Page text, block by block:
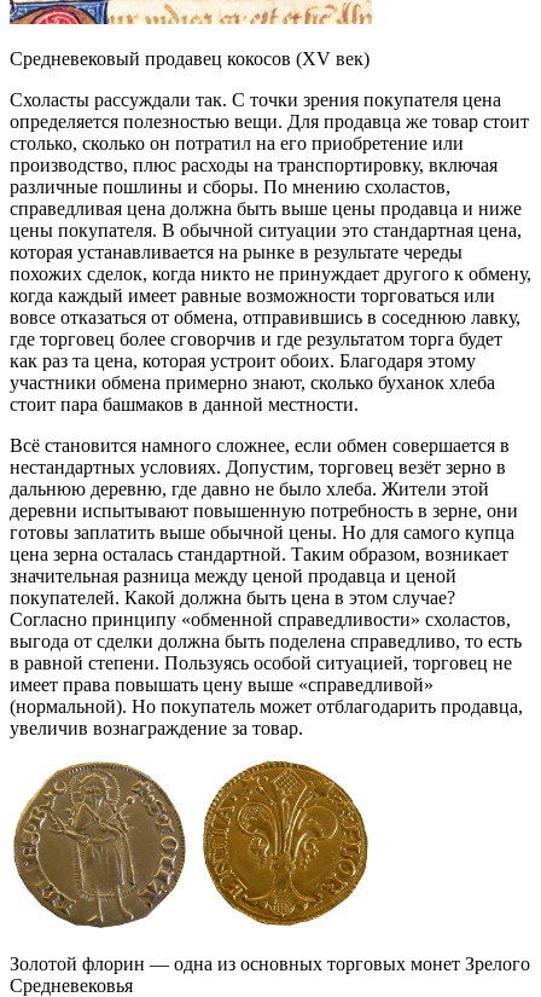
Средневековый продавец кокосов (XV век)
Схоласты рассуждали так. С точки зрения покупателя цена
определяется полезностью вещи. Для продавца же товар стоит
столько, сколько он потратил на его приобретение или
производство, плюс расходы на транспортировку, включая
различные пошлины и сборы. По мнению схоластов,
справедливая цена должна быть выше цены продавца и ниже
цены покупателя. В обычной ситуации это стандартная цена,
которая устанавливается на рынке в результате череды
похожих сделок, когда никто не принуждает другого к обмену,
когда каждый имеет равные возможности торговаться или
вовсе отказаться от обмена, отправившись в соседнюю лавку,
где торговец более сговорчив и где результатом торга будет
как раз та цена, которая устроит обоих. Благодаря этому
участники обмена примерно знают, сколько буханок хлеба
стоит пара башмаков в данной местности.
Всё становится намного сложнее, если обмен совершается в
нестандартных условиях. Допустим, торговец везёт зерно в
дальнюю деревню, где давно не было хлеба. Жители этой
деревни испытывают повышенную потребность в зерне, они
готовы заплатить выше обычной цены. Но для самого купца
цена зерна осталась стандартной. Таким образом, возникает
значительная разница между ценой продавца и ценой
покупателей. Какой должна быть цена в этом случае?
Согласно принципу «обменной справедливости» схоластов,
выгода от сделки должна быть поделена справедливо, то есть
в равной степени. Пользуясь особой ситуацией, торговец не
имеет права повышать цену выше «справедливой»
(нормальной). Но покупатель может отблагодарить продавца,
увеличив вознаграждение за товар.
Золотой флорин — одна из основных торговых монет Зрелого
Средневековья